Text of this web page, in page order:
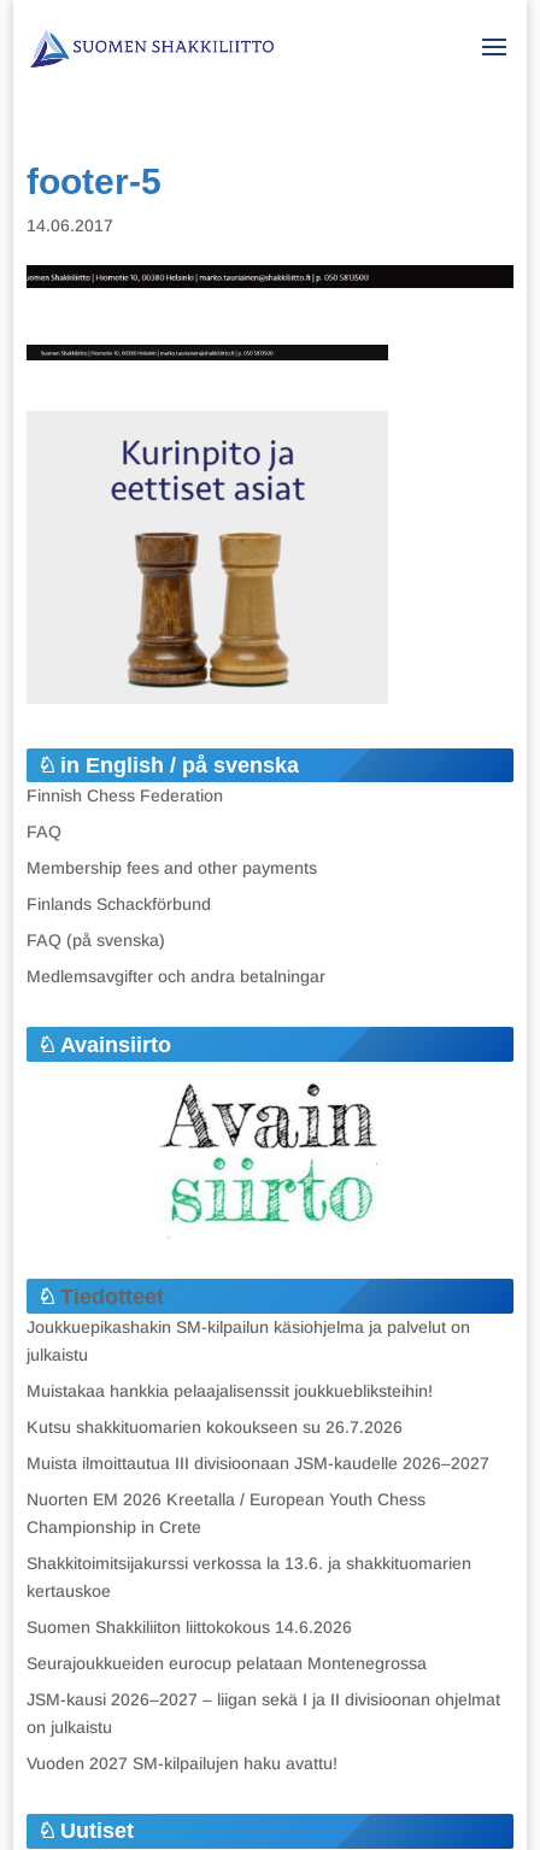
footer-5
14.06.2017
in English / på svenska
Finnish Chess Federation
FAQ
Membership fees and other payments
Finlands Schackförbund
FAQ (på svenska)
Medlemsavgifter och andra betalningar
Avainsiirto
Tiedotteet
Joukkuepikashakin SM-kilpailun käsiohjelma ja palvelut on
julkaistu
Muistakaa hankkia pelaajalisenssit joukkuebliksteihin!
Kutsu shakkituomarien kokoukseen su 26.7.2026
Muista ilmoittautua III divisioonaan JSM-kaudelle 2026–2027
Nuorten EM 2026 Kreetalla / European Youth Chess
Championship in Crete
Shakkitoimitsijakurssi verkossa la 13.6. ja shakkituomarien
kertauskoe
Suomen Shakkiliiton liittokokous 14.6.2026
Seurajoukkueiden eurocup pelataan Montenegrossa
JSM-kausi 2026–2027 – liigan sekä I ja II divisioonan ohjelmat
on julkaistu
Vuoden 2027 SM-kilpailujen haku avattu!
Uutiset